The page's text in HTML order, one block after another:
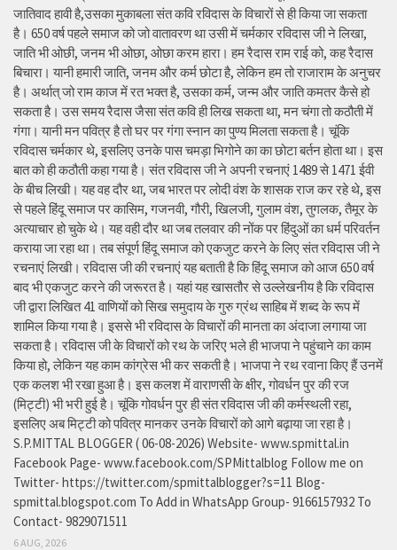
जातिवाद हावी है,उसका मुकाबला संत कवि रविदास के विचारों से ही किया जा सकता
है। 650 वर्ष पहले समाज को जो वातावरण था उसी में चर्मकार रविदास जी ने लिखा,
जाति भी ओछी, जनम भी ओछा, ओछा करम हारा। हम रैदास राम राई को, कह रैदास
बिचारा। यानी हमारी जाति, जनम और कर्म छोटा है, लेकिन हम तो राजाराम के अनुचर
है। अर्थात् जो राम काज में रत भक्त है, उसका कर्म, जन्म और जाति कमतर कैसे हो
सकता है। उस समय रैदास जैसा संत कवि ही लिख सकता था, मन चंगा तो कठौती में
गंगा। यानी मन पवित्र है तो घर पर गंगा स्नान का पुण्य मिलता सकता है। चूंकि
रविदास चर्मकार थे, इसलिए उनके पास चमड़ा भिगोने का का छोटा बर्तन होता था। इस
बात को ही कठौती कहा गया है। संत रविदास जी ने अपनी रचनाएं 1489 से 1471 ईवी
के बीच लिखी। यह वह दौर था, जब भारत पर लोदी वंश के शासक राज कर रहे थे, इस
से पहले हिंदू समाज पर कासिम, गजनवी, गौरी, खिलजी, गुलाम वंश, तुगलक, तैमूर के
अत्याचार हो चुके थे। यह वही दौर था जब तलवार की नोंक पर हिंदुओं का धर्म परिवर्तन
कराया जा रहा था। तब संपूर्ण हिंदू समाज को एकजुट करने के लिए संत रविदास जी ने
रचनाएं लिखी। रविदास जी की रचनाएं यह बताती है कि हिंदू समाज को आज 650 वर्ष
बाद भी एकजुट करने की जरूरत है। यहां यह खासतौर से उल्लेखनीय है कि रविदास
जी द्वारा लिखित 41 वाणियोंं को सिख समुदाय के गुरु ग्रंथ साहिब में शब्द के रूप में
शामिल किया गया है। इससे भी रविदास के विचारों की मानता का अंदाजा लगाया जा
सकता है। रविदास जी के विचारों को रथ के जरिए भले ही भाजपा ने पहुंचाने का काम
किया हो, लेकिन यह काम कांग्रेस भी कर सकती है। भाजपा ने रथ रवाना किए हैं उनमें
एक कलश भी रखा हुआ है। इस कलश में वाराणसी के क्षीर, गोवर्धन पुर की रज
(मिट्टी) भी भरी हुई है। चूंकि गोवर्धन पुर ही संत रविदास जी की कर्मस्थली रहा,
इसलिए अब मिट्टी को पवित्र मानकर उनके विचारों को आगे बढ़ाया जा रहा है।
S.P.MITTAL BLOGGER ( 06-08-2026) Website- www.spmittal.in
Facebook Page- www.facebook.com/SPMittalblog Follow me on
Twitter- https://twitter.com/spmittalblogger?s=11 Blog-
spmittal.blogspot.com To Add in WhatsApp Group- 9166157932 To
Contact- 9829071511
6 AUG, 2026